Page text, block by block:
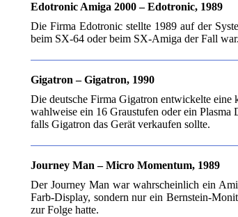
Edotronic Amiga 2000 – Edotronic, 1989
Die Firma Edotronic stellte 1989 auf der
beim SX-64 oder beim SX-Amiga der Fall
Gigatron – Gigatron, 1990
Die deutsche Firma Gigatron entwickelte
wahlweise ein 16 Graustufen oder ein
falls Gigatron das Gerät verkaufen sollte.
Journey Man – Micro Momentum, 1989
Der Journey Man war wahrscheinlich ein
Farb-Display, sondern nur ein Bernstein-
zur Folge hatte.